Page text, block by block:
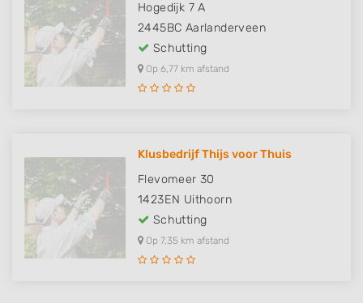
Hogedijk 7 A
2445BC Aarlanderveen
Schutting
Op 6,77 km afstand
Klusbedrijf Thijs voor Thuis
Flevomeer 30
1423EN Uithoorn
Schutting
Op 7,35 km afstand